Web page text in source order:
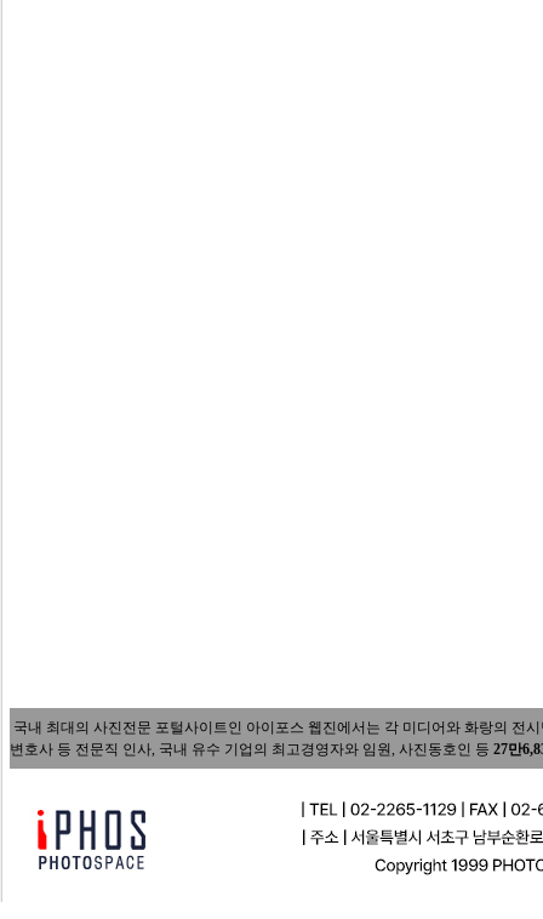
국내 최대의 사진전문 포털사이트인 아이포스 웹진에서는 각 미디어와 화랑의 전
변호사 등 전문직 인사, 국내 유수 기업의 최고경영자와 임원, 사진동호인 등 27만